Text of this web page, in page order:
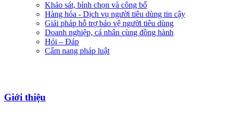
Khảo sát, bình chọn và công bố
Hàng hóa - Dịch vụ người tiêu dùng tin cậy
Giải pháp hỗ trợ bảo vệ người tiêu dùng
Doanh nghiệp, cá nhân cùng đồng hành
Hỏi – Đáp
Cẩm nang pháp luật
Giới thiệu